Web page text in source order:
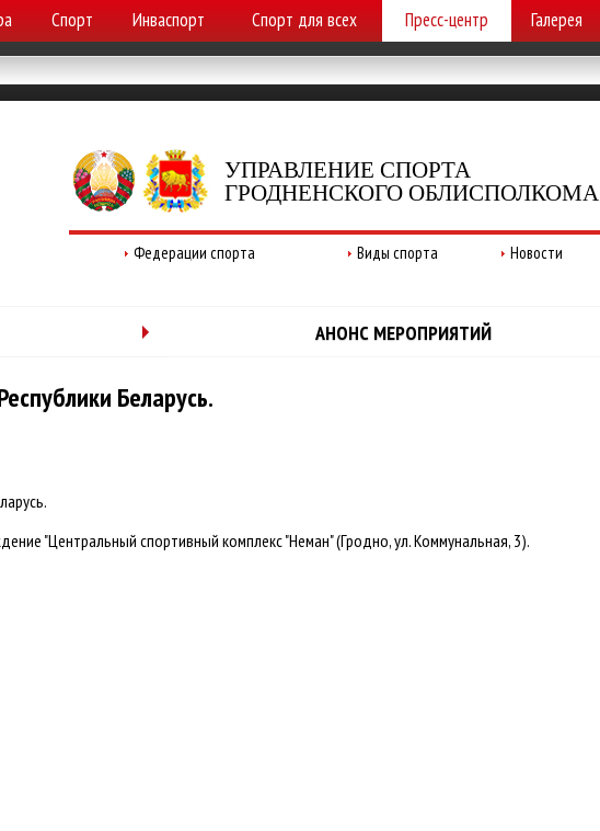
Спорт Инваспорт Спорт для всех Пресс-центр Галерея
УПРАВЛЕНИЕ СПОРТА
ГРОДНЕНСКОГО ОБЛИСПОЛКОМА
Федерации спорта Виды спорта Новости
АНОНС МЕРОПРИЯТИЙ
Беларусь.
"Центральный спортивный комплекс "Неман" (Гродно, ул. Коммунальная, 3).